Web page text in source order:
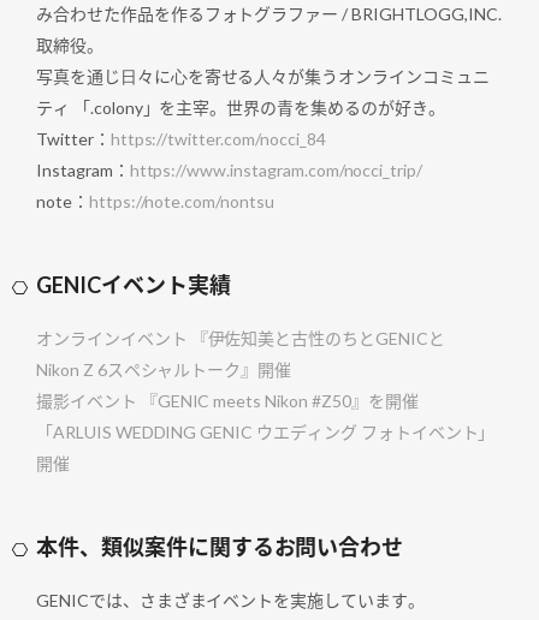
み合わせた作品を作るフォトグラファー / BRIGHTLOGG,INC.
取締役。
写真を通じ⽇々に⼼を寄せる⼈々が集うオンラインコミュニ
ティ 「.colony」を主宰。世界の青を集めるのが好き。
Twitter： https://twitter.com/nocci_84
Instagram： https://www.instagram.com/nocci_trip/
note： https://note.com/nontsu
GENICイベント実績
オンラインイベント 『伊佐知美と古性のちとGENICと
Nikon Z 6スペシャルトーク』開催
撮影イベント 『GENIC meets Nikon #Z50』を開催
「ARLUIS WEDDING GENIC ウエディング フォトイベント」
開催
本件、類似案件に関するお問い合わせ
GENICでは、さまざまイベントを実施しています。